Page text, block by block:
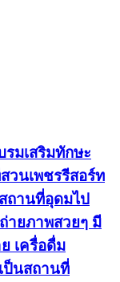
มเสริมทักษะ
วนเพชรรีสอร์ท
ถานที่อุดมไป
ายภาพสวยๆ มี
เครื่อดื่ม
ป็นสถานที่